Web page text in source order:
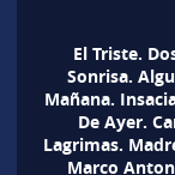
El Triste.
Sonrisa.
Mañana.
De Ayer.
Lagrimas.
Marco